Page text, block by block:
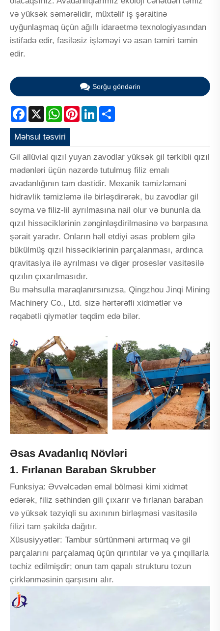
və yüksək səmərəlidir, müxtəlif iş şəraitinə
uyğunlaşmaq üçün ağıllı idarəetmə texnologiyasından
istifadə edir, fasiləsiz işləməyi və asan təmiri təmin
edir.
Sorğu göndərin
Facebook
X WhatsApp
PinterestLinkedIn
Məhsul təsviri
Gil allüvial qızıl yuyan zavodlar yüksək gil tərkibli qızıl
mədənləri üçün nəzərdə tutulmuş filiz emalı
avadanlığının tam dəstidir. Mexanik təmizləməni
hidravlik təmizləmə ilə birləşdirərək, bu zavodlar gil
soyma və filiz-lil ayrılmasına nail olur və bununla da
qızıl hissəciklərinin zənginləşdirilməsinə və bərpasına
şərait yaradır. Onların həll etdiyi əsas problem gilə
bükülmüş qızıl hissəciklərinin parçalanması, ardınca
qravitasiya ilə ayrılması və digər proseslər vasitəsilə
qızılın çıxarılmasıdır.
Bu məhsulla maraqlanırsınızsa, Qingzhou Jinqi Mining
Machinery Co., Ltd. sizə hərtərəfli xidmətlər və
rəqabətli qiymətlər təqdim edə bilər.
Əsas Avadanlıq Növləri
1. Fırlanan Baraban Skrubber
Funksiya: Əvvəlcədən emal bölməsi kimi xidmət
edərək, filiz səthindən gili çıxarır və fırlanan baraban
və yüksək təzyiqli su axınının birləşməsi vasitəsilə
filizi tam şəkildə dağıtır.
Xüsusiyyətlər: Tambur sürtünməni artırmaq və gil
parçalarını parçalamaq üçün qırıntılar və ya çınqıllarla
təchiz edilmişdir; onun tam qapalı strukturu tozun
çirklənməsinin qarşısını alır.